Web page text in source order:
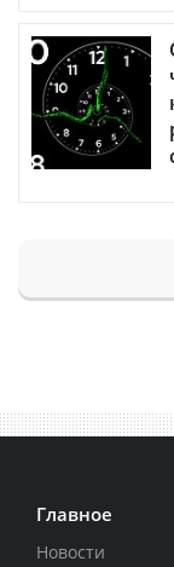
Главное
Новости